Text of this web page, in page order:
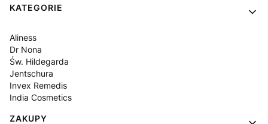
Linki w stopce
KATEGORIE
Aliness
Dr Nona
Św. Hildegarda
Jentschura
Invex Remedis
India Cosmetics
ZAKUPY